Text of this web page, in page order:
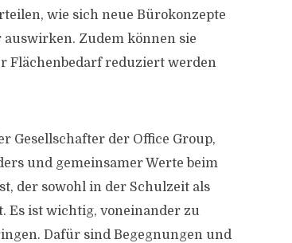
wie sich neue Bürokonzepte
Zudem können sie
Flächenbedarf reduziert werden
Gesellschafter der Office Group,
und gemeinsamer Werte beim
der sowohl in der Schulzeit als
Es ist wichtig, voneinander zu
Dafür sind Begegnungen und